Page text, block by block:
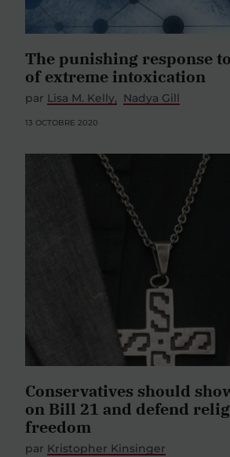
The punishing response
of extreme intoxication
par Lisa M. Kelly Nadya Gill
13 OCTOBRE 2020
Conservatives should
on Bill 21 and defend
freedom
par Kristopher Kinsinger